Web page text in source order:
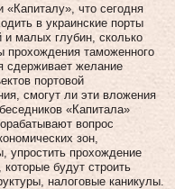
что сегодня
в украинские порты
и малых глубин, сколько
прохождения таможенного
сдерживает желание
портовой
смогут ли эти вложения
«Капитала»
вопрос
зон,
упростить прохождение
будут строить
налоговые каникулы.